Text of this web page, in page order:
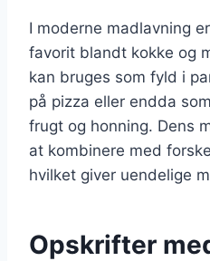
I moderne madlavning
favorit blandt kokke og
kan bruges som fyld i
på pizza eller endda
frugt og honning. Dens
at kombinere med
hvilket giver uendelige
Opskrifter